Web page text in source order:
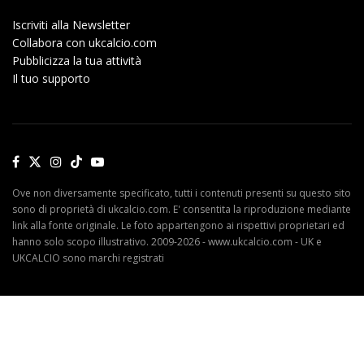
Iscriviti alla Newsletter
Collabora con ukcalcio.com
Pubblicizza la tua attività
Il tuo supporto
Ove non diversamente specificato, tutti i contenuti presenti su questo sito
sono di proprietà di ukcalcio.com. E' consentita la riproduzione mediante
link alla fonte originale. Le foto appartengono ai rispettivi proprietari ed
hanno solo scopo illustrativo. 2009-2026 - www.ukcalcio.com - UK e
UKCALCIO sono marchi registrati